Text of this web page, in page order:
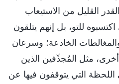
القليل من الاستيعاب
للتو، بل إنهم يتلقون
الخادعة؛ وسرعان
مثل المُجدِّفين الذين
اللحظة التي يتوقفون فيها عن